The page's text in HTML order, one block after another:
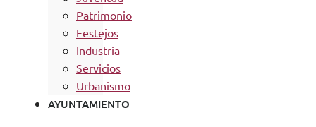
Patrimonio
Festejos
Industria
Servicios
Urbanismo
AYUNTAMIENTO